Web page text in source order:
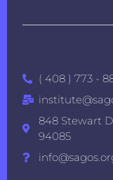
( 408 ) 773 -
848 Stewart
94085